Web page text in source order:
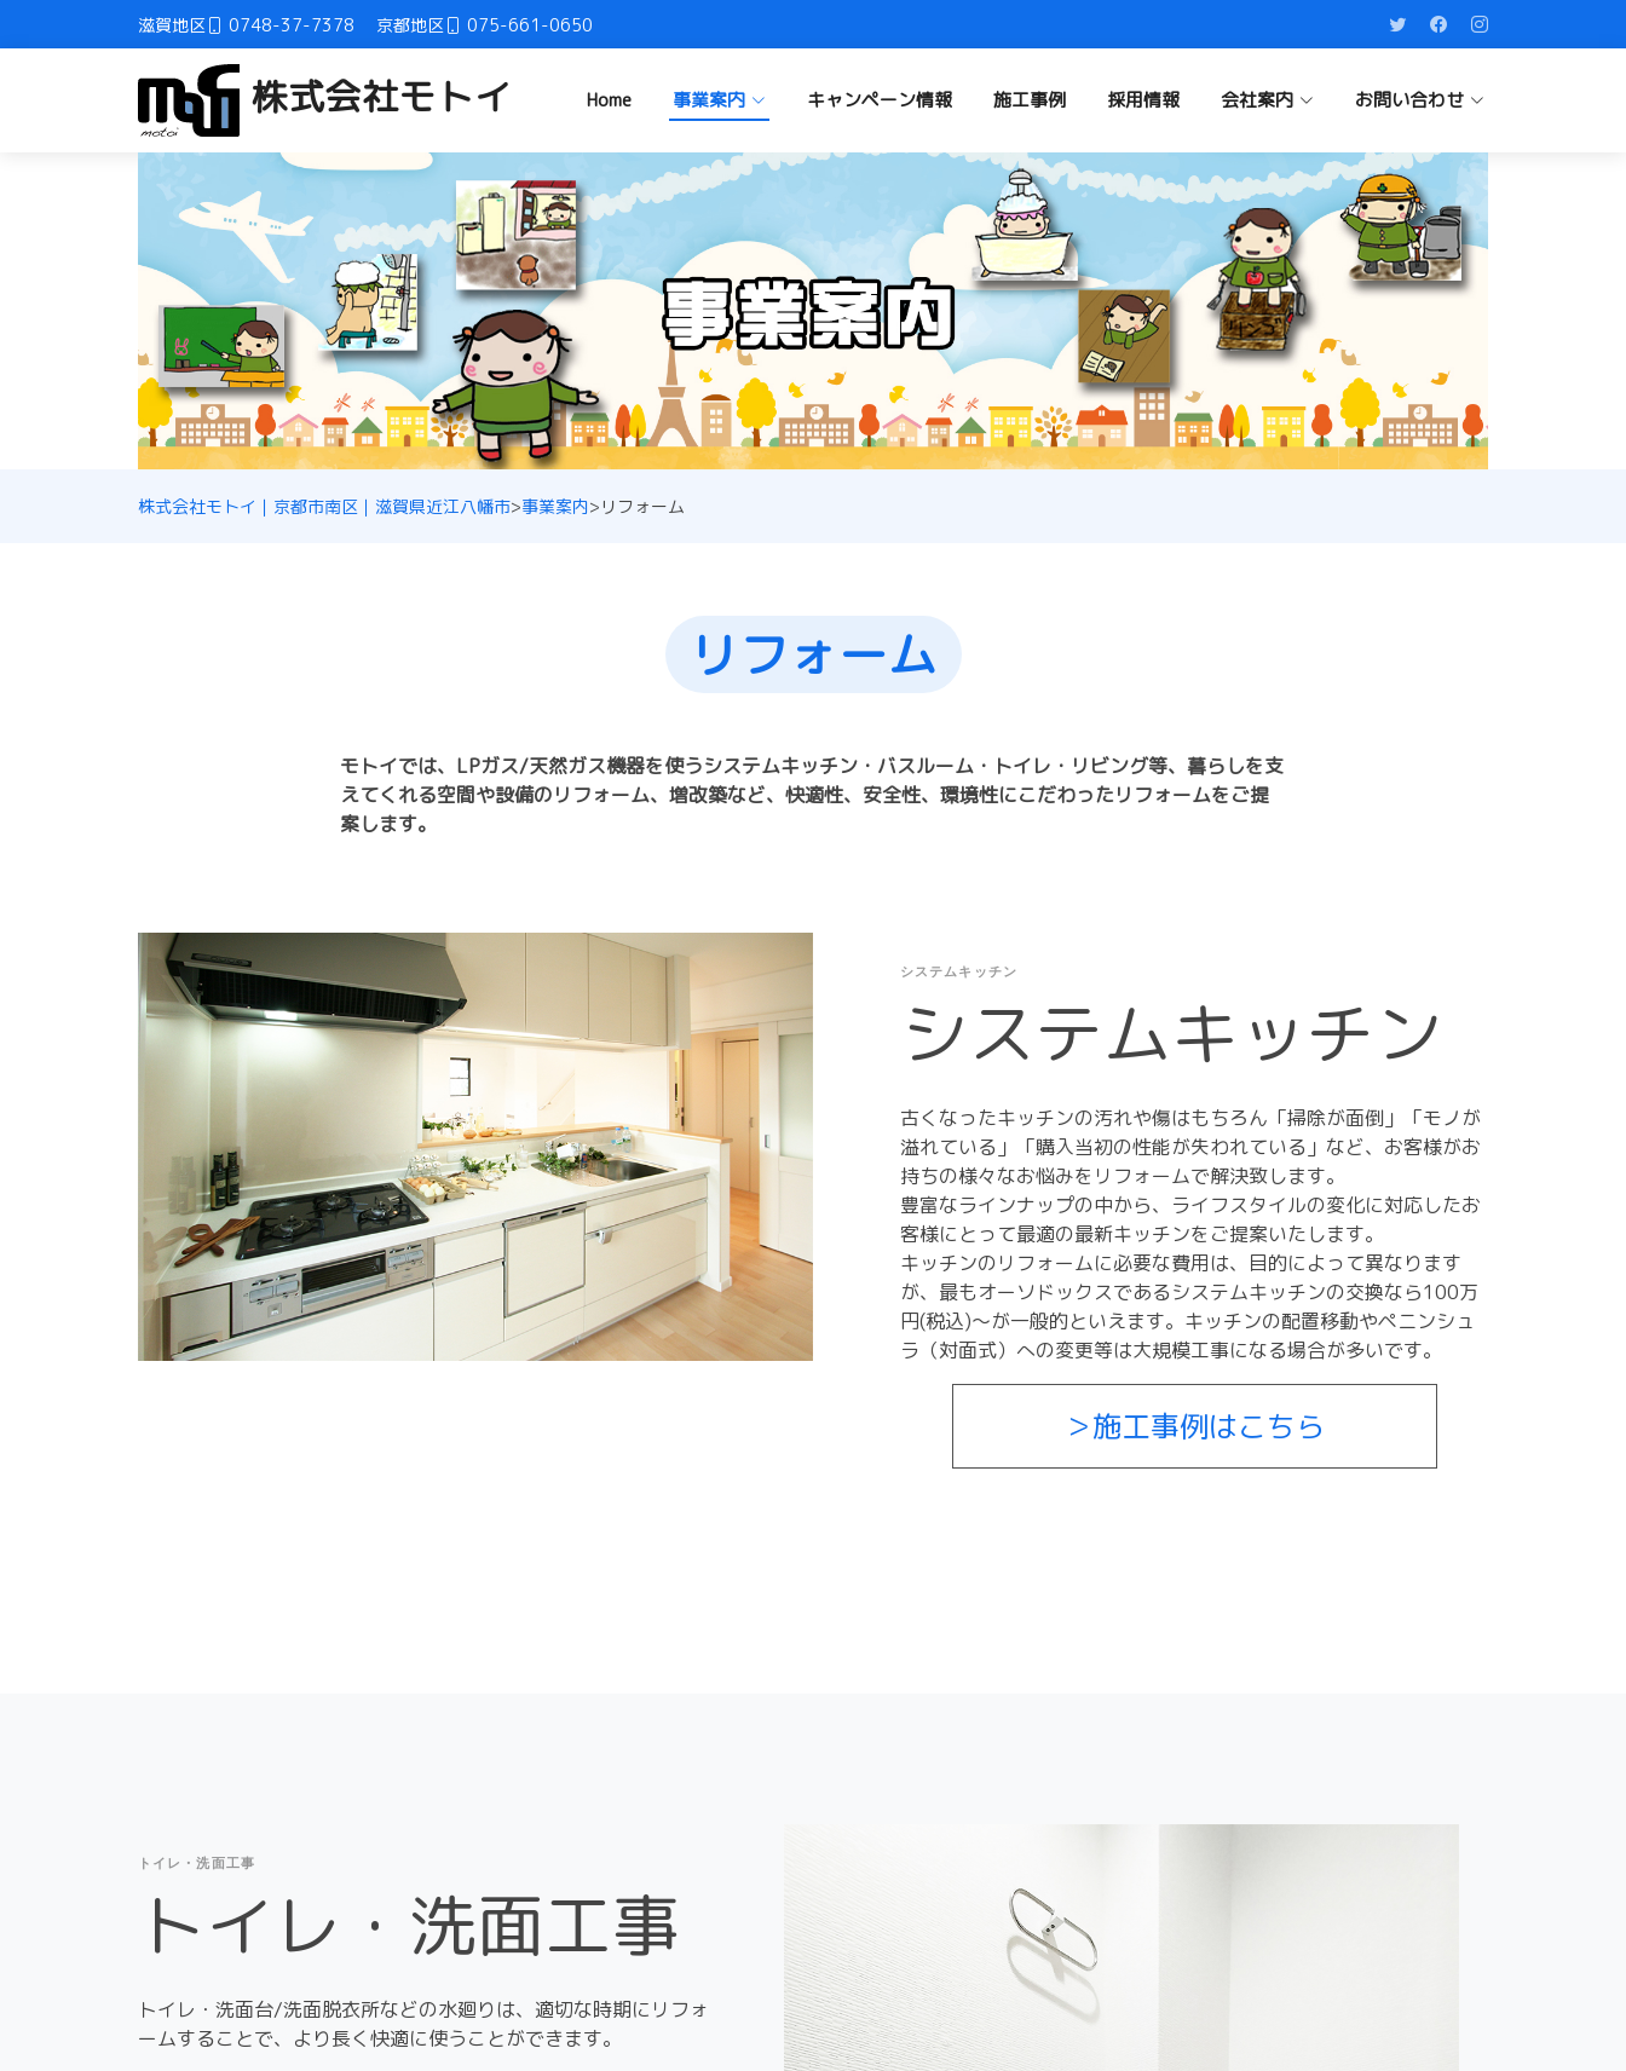
滋賀地区 0748-37-7378 京都地区 075-661-0650
株式会社モトイ Home 事業案内 キャンペーン情報 施工事例 採用情報 会社案内 お問い合わせ
株式会社モトイ｜京都市南区｜滋賀県近江八幡市>事業案内>リフォーム
リフォーム
モトイでは、LPガス/天然ガス機器を使うシステムキッチン・バスルーム・トイレ・リビング等、暮らしを支
えてくれる空間や設備のリフォーム、増改築など、快適性、安全性、環境性にこだわったリフォームをご提
案します。
システムキッチン
システムキッチン
古くなったキッチンの汚れや傷はもちろん「掃除が面倒」「モノが
溢れている」「購入当初の性能が失われている」など、お客様がお
持ちの様々なお悩みをリフォームで解決致します。
豊富なラインナップの中から、ライフスタイルの変化に対応したお
客様にとって最適の最新キッチンをご提案いたします。
キッチンのリフォームに必要な費用は、目的によって異なります
が、最もオーソドックスであるシステムキッチンの交換なら100万
円(税込)～が一般的といえます。キッチンの配置移動やペニンシュ
ラ（対面式）への変更等は大規模工事になる場合が多いです。
＞施工事例はこちら
トイレ・洗面工事
トイレ・洗面工事
トイレ・洗面台/洗面脱衣所などの水廻りは、適切な時期にリフォ
ームすることで、より長く快適に使うことができます。